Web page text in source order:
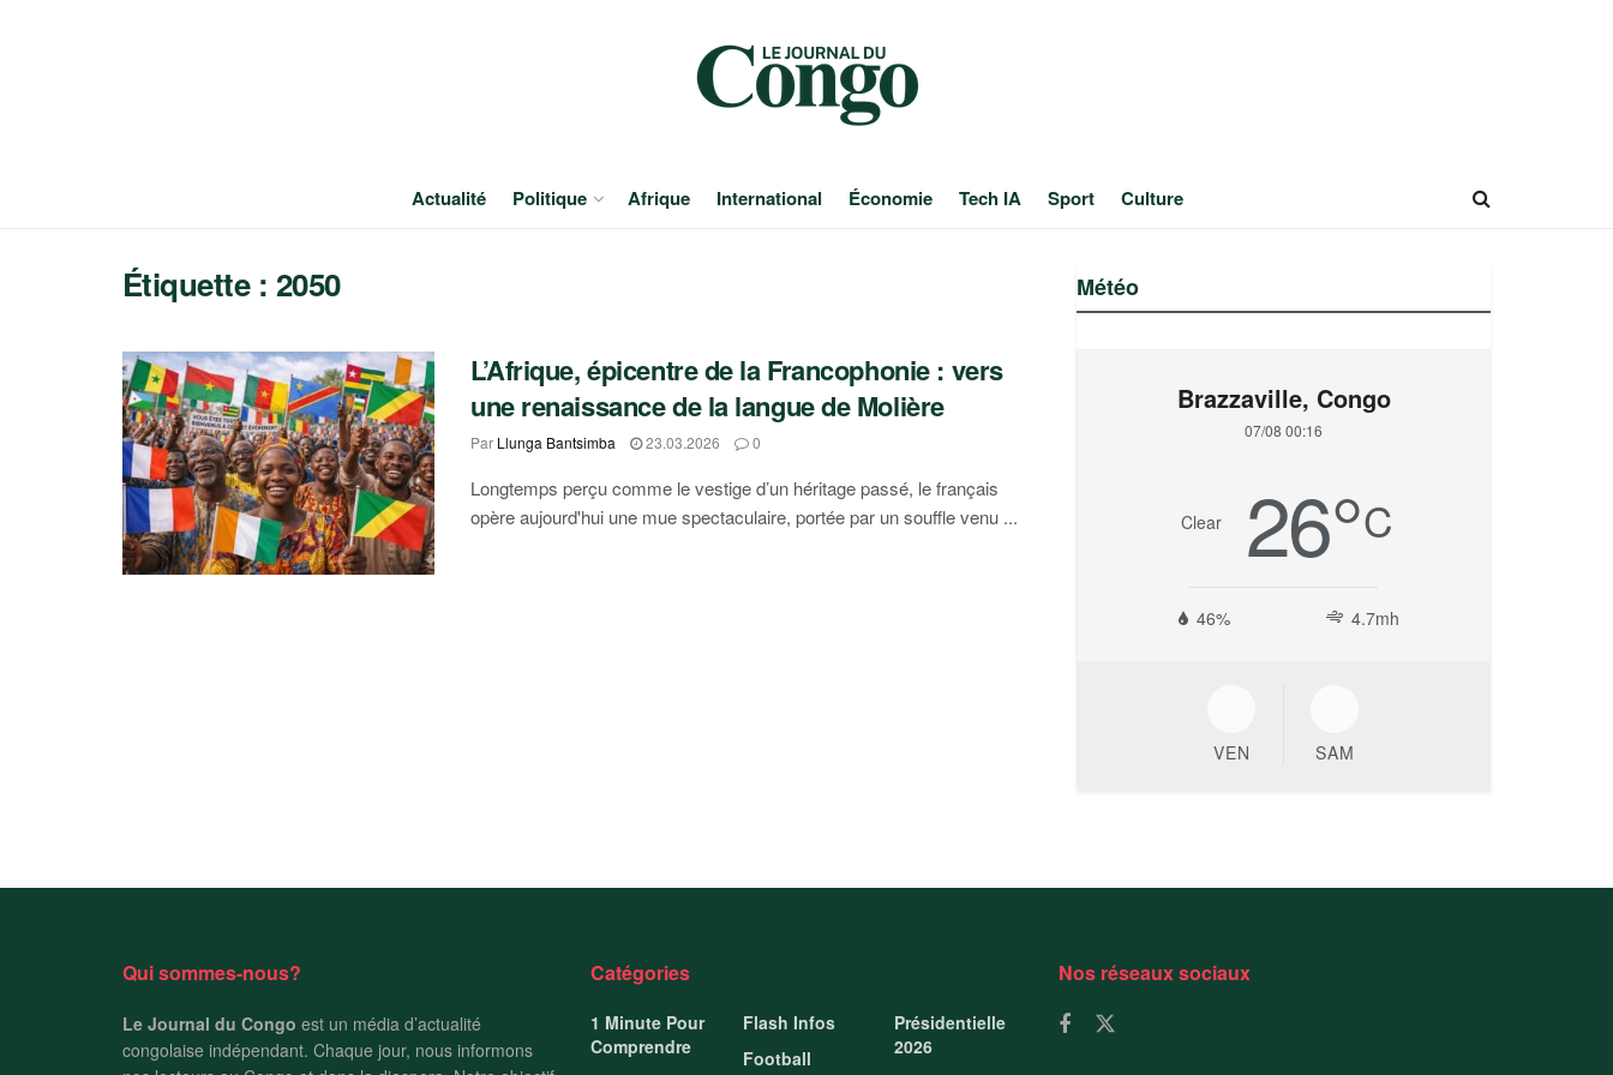
Actualité Politique Afrique International Économie Tech IA Sport Culture
Étiquette : 2050
L’Afrique, épicentre de la Francophonie : vers
une renaissance de la langue de Molière
Par Llunga Bantsimba 23.03.2026 0
Longtemps perçu comme le vestige d’un héritage passé, le français
opère aujourd'hui une mue spectaculaire, portée par un souffle venu ...
Météo
Brazzaville, Congo
07/08 00:16
Clear 26°C
46% 4.7mh
VEN SAM
Qui sommes-nous?
Le Journal du Congo est un média d’actualité
congolaise indépendant. Chaque jour, nous informons
Catégories
1 Minute Pour
Comprendre
Flash Infos
Football
Présidentielle
2026
Nos réseaux sociaux